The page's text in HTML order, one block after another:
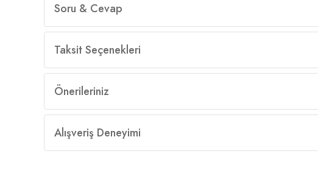
Soru & Cevap
Taksit Seçenekleri
Önerileriniz
Alışveriş Deneyimi